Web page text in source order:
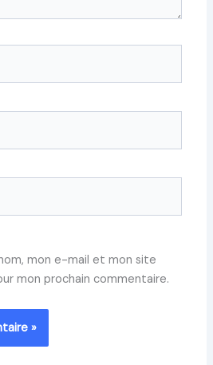
mon e-mail et mon site
mon prochain commentaire.